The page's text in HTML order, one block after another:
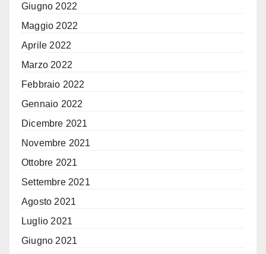
Giugno 2022
Maggio 2022
Aprile 2022
Marzo 2022
Febbraio 2022
Gennaio 2022
Dicembre 2021
Novembre 2021
Ottobre 2021
Settembre 2021
Agosto 2021
Luglio 2021
Giugno 2021